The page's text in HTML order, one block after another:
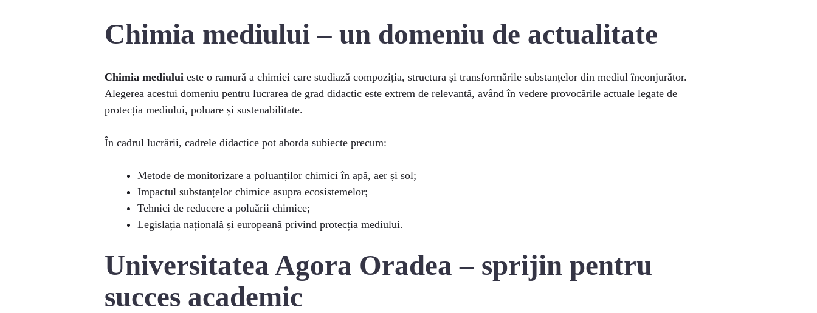
Chimia mediului – un domeniu de actualitate
Chimia mediului este o ramură a chimiei care studiază compoziția, structura și transformările substanțelor din mediul înconjurător.
Alegerea acestui domeniu pentru lucrarea de grad didactic este extrem de relevantă, având în vedere provocările actuale legate de
protecția mediului, poluare și sustenabilitate.
În cadrul lucrării, cadrele didactice pot aborda subiecte precum:
Metode de monitorizare a poluanților chimici în apă, aer și sol;
Impactul substanțelor chimice asupra ecosistemelor;
Tehnici de reducere a poluării chimice;
Legislația națională și europeană privind protecția mediului.
Universitatea Agora Oradea – sprijin pentru
succes academic